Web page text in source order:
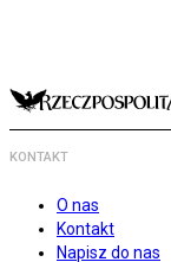
KONTAKT
O nas
Kontakt
Napisz do nas